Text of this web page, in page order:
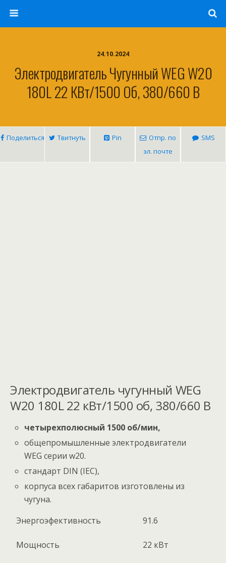
24.10.2024
Электродвигатель Чугунный WEG W20
180L 22 КВт/1500 Об, 380/660 В
Поделиться Твитнуть Pin
Отпр. по
эл. почте
SMS
Электродвигатель чугунный WEG
W20 180L 22 кВт/1500 об, 380/660 В
четырехполюсный 1500 об/мин,
общепромышленные электродвигатели
WEG серии w20.
стандарт DIN (IEC),
корпуса всех габаритов изготовлены из
чугуна.
Энергоэфективность
91.6
Мощность 22 кВт